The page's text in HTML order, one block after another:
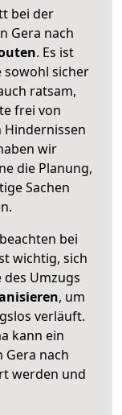
bei der
Gera nach
. Es ist
sowohl sicher
ratsam,
frei von
wir
die Planung,
Sachen
bei
wichtig, sich
des Umzugs
, um
verläuft.
kann ein
nach
werden und